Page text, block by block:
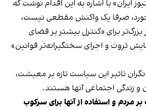
ایران» با اشاره به این اقدام نوشت که
صرفا یک واکنش مقطعی نیست،
بزرگ‌تر برای «کنترل بیشتر بر فضای
ثروت و اجرای سختگیرانه‌تر قوانین»
تاثیر این سیاست‌ تازه بر معیشت،
زندگی اجتماعی آنها هستند.
مردم و استفاده از آنها برای سرکوب